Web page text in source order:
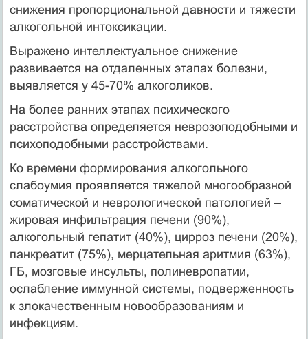
снижения пропорциональной давности и тяжести
алкогольной интоксикации.
Выражено интеллектуальное снижение
развивается на отдаленных этапах болезни,
выявляется у 45-70% алкоголиков.
На более ранних этапах психического
расстройства определяется неврозоподобными и
психоподобными расстройствами.
Ко времени формирования алкогольного
слабоумия проявляется тяжелой многообразной
соматической и неврологической патологией –
жировая инфильтрация печени (90%),
алкогольный гепатит (40%), цирроз печени (20%),
панкреатит (75%), мерцательная аритмия (63%),
ГБ, мозговые инсульты, полиневропатии,
ослабление иммунной системы, подверженность
к злокачественным новообразованиям и
инфекциям.